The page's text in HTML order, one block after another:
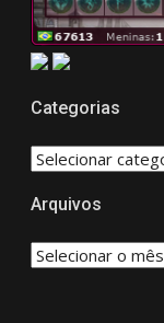
Categorias
CATEGORIAS
Arquivos
Arquivos